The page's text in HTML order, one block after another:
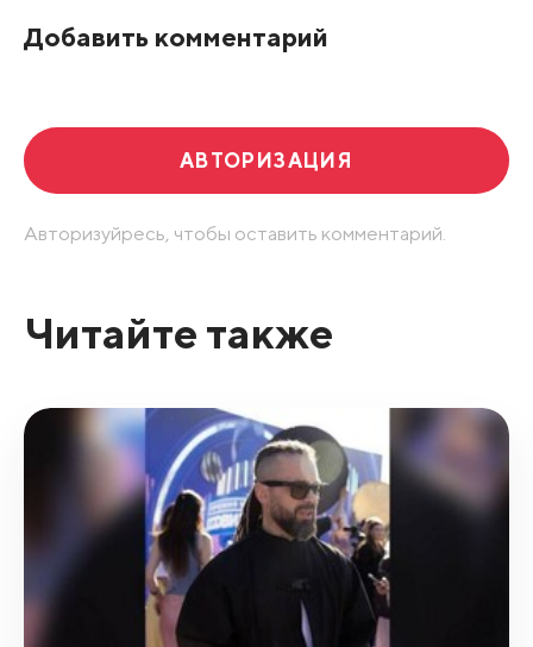
Добавить комментарий
АВТОРИЗАЦИЯ
Авторизуйресь, чтобы оставить комментарий.
Читайте также